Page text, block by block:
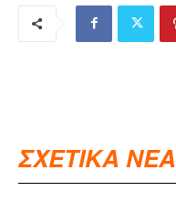
ΣΧΕΤΙΚΑ ΝΕΑ